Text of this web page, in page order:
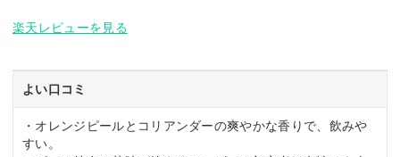
楽天レビューを見る
よい口コミ
・オレンジピールとコリアンダーの爽やかな香りで、飲みや
すい。